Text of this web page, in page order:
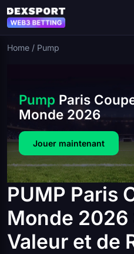
Home / Pump
Pump Paris
Monde 2026
Jouer maintenant
PUMP Paris
Monde 2026
Valeur et de